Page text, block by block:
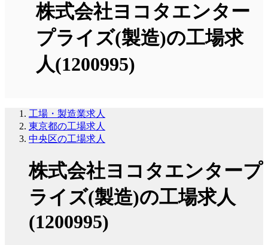
株式会社ヨコタエンター
プライズ(製造)の工場求
人(1200995)
工場・製造業求人
東京都の工場求人
中央区の工場求人
株式会社ヨコタエンタープ
ライズ(製造)の工場求人
(1200995)